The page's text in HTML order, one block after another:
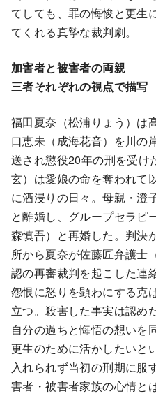
てしても、罪の悔悛と更生
てくれる真摯な裁判劇。
加害者と被害者の両親
三者それぞれの視点で描写
福田夏奈（松浦りょう）は
口恵未（成海花音）を川の
送され懲役20年の刑を受け
玄）は愛娘の命を奪われて
に酒浸りの日々。母親・澄
と離婚し、グループセラピ
森慎吾）と再婚した。判決
所から夏奈が佐藤匠弁護士
認の再審裁判を起こした連
怨恨に怒りを顕わにする克
立つ。殺害した事実は認め
自分の過ちと悔悟の想いを
更生のために活かしたいと
入れられず当初の刑期に服
害者・被害者家族の心情と